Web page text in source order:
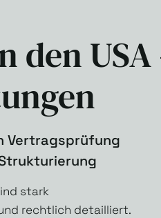
den USA
Vertragsprüfung
stark
rechtlich detailliert.